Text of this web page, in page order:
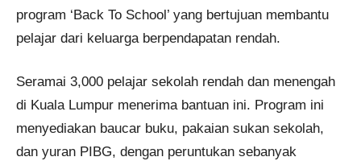
program ‘Back To School’ yang bertujuan membantu
pelajar dari keluarga berpendapatan rendah.
Seramai 3,000 pelajar sekolah rendah dan menengah
di Kuala Lumpur menerima bantuan ini. Program ini
menyediakan baucar buku, pakaian sukan sekolah,
dan yuran PIBG, dengan peruntukan sebanyak